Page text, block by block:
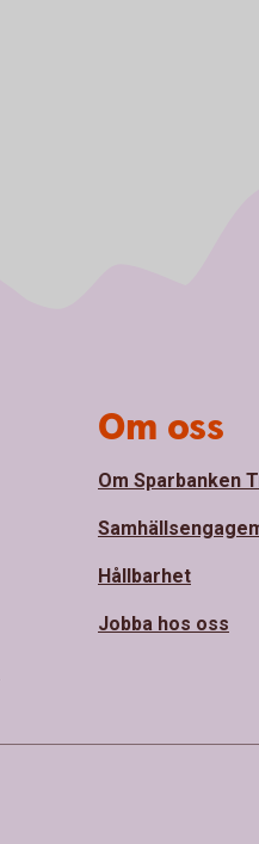
Om oss
Om Sparbanken
Hållbarhet
Jobba hos oss